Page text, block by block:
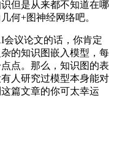
但是从来都不知道在哪
何+图神经网络吧。
议论文的话，你肯定
的知识图嵌入模型，每
点。那么，知识图的表
人研究过模型本身能对
篇文章的你可太幸运